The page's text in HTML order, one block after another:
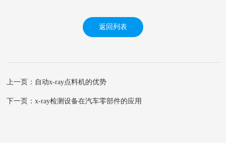
返回列表
上一页：自动x-ray点料机的优势
下一页：x-ray检测设备在汽车零部件的应用